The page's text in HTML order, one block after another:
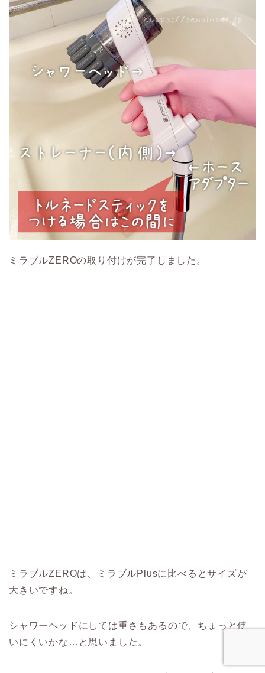
ミラブルZEROの取り付けが完了しました。
ミラブルZEROは、ミラブルPlusに比べるとサイズが
大きいですね。
シャワーヘッドにしては重さもあるので、ちょっと使
いにくいかな…と思いました。